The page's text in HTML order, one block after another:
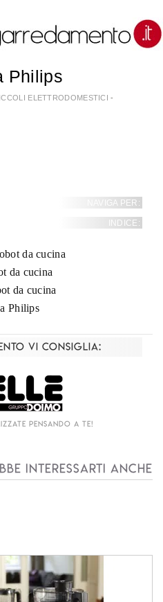
Philips
ELETTRODOMESTICI -
NAVIGA PER:
INDICE:
da cucina
da cucina
da cucina
Philips
vi consiglia:
pensando a te!
interessarti anche